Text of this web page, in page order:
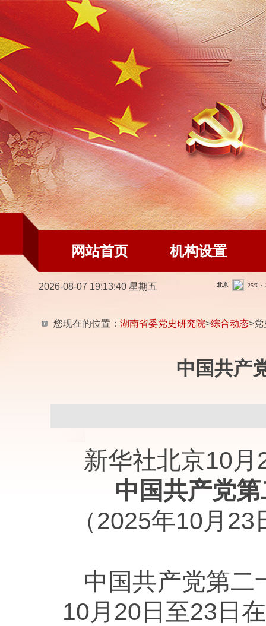
网站首页 机构设置
2026-08-07 19:13:41 星期五
您现在的位置： 湖南省委党史研究院>综合动态>党
中国共产
新华社北京10月
中国共产党
（2025年10月
中国共产党第二
10月20日至23日